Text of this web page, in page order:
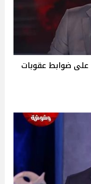
على ضوابط عقوبات